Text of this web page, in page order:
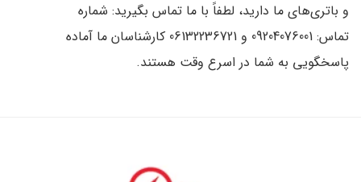
و باتری‌های ما دارید، لطفاً با ما تماس بگیرید: شماره
تماس: 09204076001 و 06132236721 کارشناسان ما آماده
پاسخگویی به شما در اسرع وقت هستند.